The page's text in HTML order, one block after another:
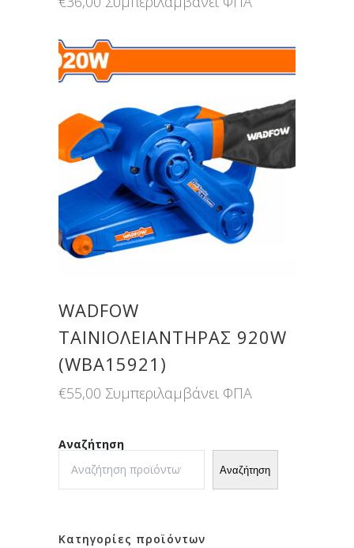
WADFOW
ΤΑΙΝΙΟΛΕΙΑΝΤΗΡΑΣ 920W
(WBA15921)
€55,00 Συμπεριλαμβάνει ΦΠΑ
Αναζήτηση
Αναζήτηση
Κατηγορίες προϊόντων